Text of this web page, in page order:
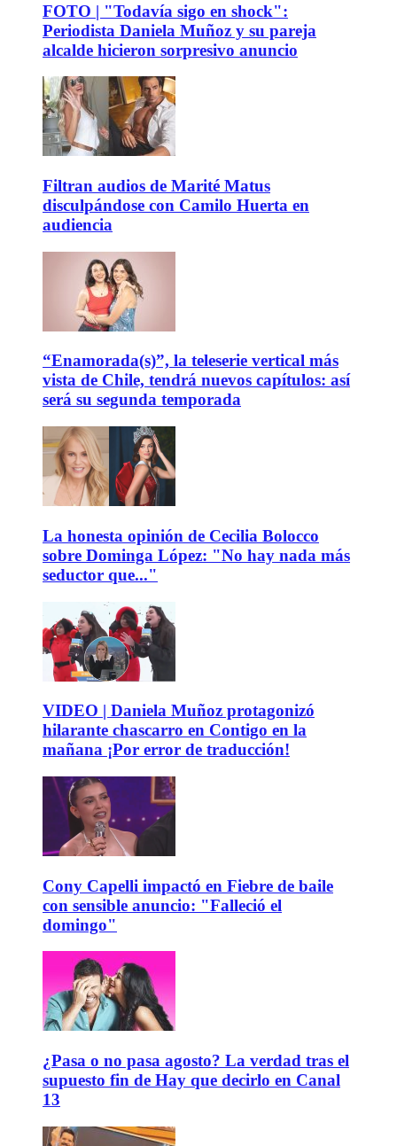
FOTO | "Todavía sigo en shock":
Periodista Daniela Muñoz y su pareja
alcalde hicieron sorpresivo anuncio
Filtran audios de Marité Matus
disculpándose con Camilo Huerta en
audiencia
“Enamorada(s)”, la teleserie vertical más
vista de Chile, tendrá nuevos capítulos: así
será su segunda temporada
La honesta opinión de Cecilia Bolocco
sobre Dominga López: "No hay nada más
seductor que..."
VIDEO | Daniela Muñoz protagonizó
hilarante chascarro en Contigo en la
mañana ¡Por error de traducción!
Cony Capelli impactó en Fiebre de baile
con sensible anuncio: "Falleció el
domingo"
¿Pasa o no pasa agosto? La verdad tras el
supuesto fin de Hay que decirlo en Canal
13